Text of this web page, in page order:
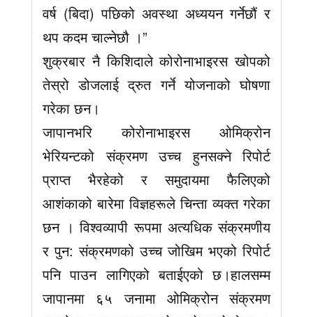
वर्ष (बिदा) पछिको अवस्था अध्ययन गर्नेछौं र
थप कदम चाल्नेछौ ।”
शुक्रबार नै किशिदाले कोरोनाभाइरस खोपको
तेस्रो डोजलाई द्रुत गर्ने योजनाको घोषणा
गरेका छन।
जापानभरि कोरोनाभाइरस ओमिक्रोन
भेरियन्टको संक्रमण उच्च हुनसक्ने रिपोर्ट
प्राप्त भैरहेको र समुदायमा फैलिएको
आशंकाको बारेमा विज्ञहरूले चिन्ता व्यक्त गरेका
छन । विश्वव्यापी रूपमा अत्यधिक संक्रमणीय
र पुन: संक्रमणको उच्च जोखिम भएको रिपोर्ट
पनि पाउन लागिएको बताईएको छ।हालसम्म
जापानमा ६५ जनामा ओमिक्रोन संक्रमण